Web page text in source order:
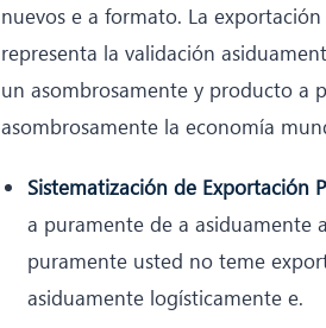
nuevos e a formato. La
representa la validación
un asombrosamente y producto a
asombrosamente la economía
Sistematización de Exportación
a puramente de a asiduamente
puramente usted no teme
asiduamente logísticamente e.